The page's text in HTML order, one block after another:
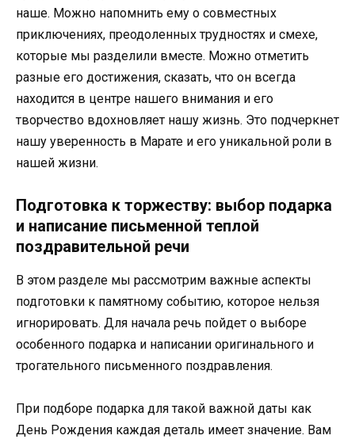
наше. Можно напомнить ему о совместных
приключениях, преодоленных трудностях и смехе,
которые мы разделили вместе. Можно отметить
разные его достижения, сказать, что он всегда
находится в центре нашего внимания и его
творчество вдохновляет нашу жизнь. Это подчеркнет
нашу уверенность в Марате и его уникальной роли в
нашей жизни.
Подготовка к торжеству: выбор подарка
и написание письменной теплой
поздравительной речи
В этом разделе мы рассмотрим важные аспекты
подготовки к памятному событию, которое нельзя
игнорировать. Для начала речь пойдет о выборе
особенного подарка и написании оригинального и
трогательного письменного поздравления.
При подборе подарка для такой важной даты как
День Рождения каждая деталь имеет значение. Вам